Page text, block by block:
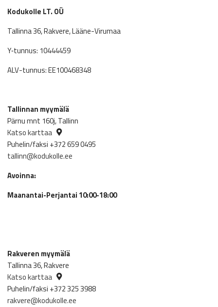
Kodukolle LT. OÜ
Tallinna 36, Rakvere, Lääne-Virumaa
Y‑tunnus: 10444459
ALV-tunnus: EE100468348
Tallinnan myymälä
Pärnu mnt 160j, Tallinn
Katso karttaa
Puhelin/faksi +372 659 0495
tallinn@kodukolle.ee
Avoinna:
Maanantai-Perjantai 10:00-18:00
Rakveren myymälä
Tallinna 36, Rakvere
Katso karttaa
Puhelin/faksi +372 325 3988
rakvere@kodukolle.ee